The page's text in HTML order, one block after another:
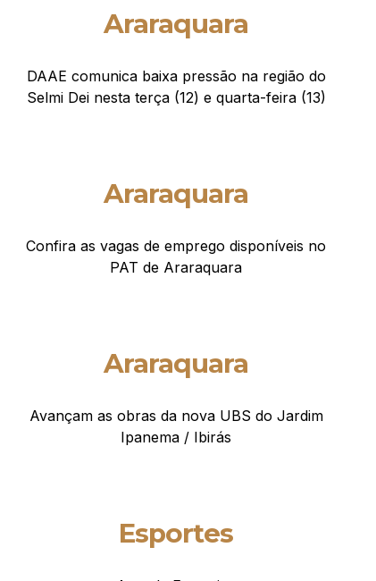
Araraquara
DAAE comunica baixa pressão na região do
Selmi Dei nesta terça (12) e quarta-feira (13)
Araraquara
Confira as vagas de emprego disponíveis no
PAT de Araraquara
Araraquara
Avançam as obras da nova UBS do Jardim
Ipanema / Ibirás
Esportes